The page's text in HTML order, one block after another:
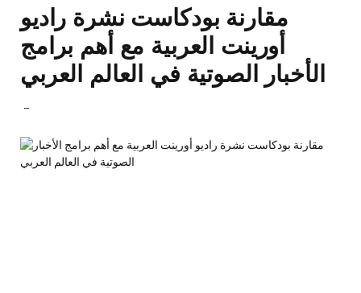
مقارنة بودكاست نشرة راديو
أورينت العربية مع أهم برامج
الأخبار الصوتية في العالم العربي